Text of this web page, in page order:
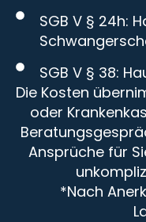
SGB V § 24h:
SGB V § 38:
Die Kosten
oder
Ansprüche für
*Nach